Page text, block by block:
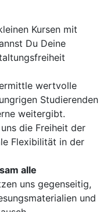
Kursen mit
Du Deine
wertvolle
Studierenden
weitergibt.
die Freiheit der
Flexibilität in der
alle
uns gegenseitig,
und